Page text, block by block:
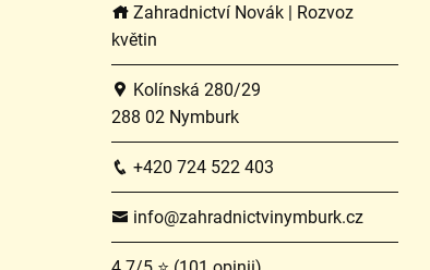
Zahradnictví Novák | Rozvoz
květin
Kolínská 280/29
288 02 Nymburk
+420 724 522 403
info@zahradnictvinymburk.cz